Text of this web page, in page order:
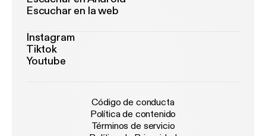
Escuchar en la web
Instagram
Tiktok
Youtube
Código de conducta
Política de contenido
Términos de servicio